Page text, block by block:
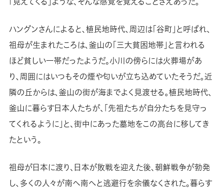
ハングンさんによると、植民地時代、周辺は「谷町」と呼ばれ、
祖母が生まれたころは、釜山の「三大貧困地帯」と言われる
ほど貧しい一帯だったようだ。小川の傍らには火葬場があ
り、周囲にはいつもその煙や匂いが立ち込めていたそうだ。近
隣の丘からは、釜山の街が海までよく見渡せる。植民地時代、
釜山に暮らす日本人たちが、「先祖たちが自分たちを見守っ
てくれるように」と、街中にあった墓地をこの高台に移してき
たという。
祖母が日本に渡り、日本が敗戦を迎えた後、朝鮮戦争が勃発
し、多くの人々が南へ南へと逃避行を余儀なくされた。暮らす